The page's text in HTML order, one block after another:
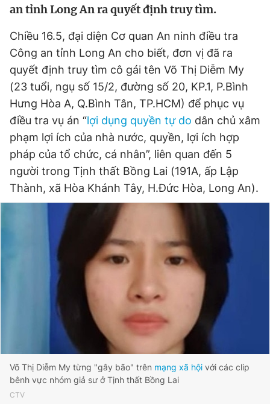
Sản phẩm khác
Tiện ích Bạn cần biết
Thông tin tòa soạn Liên hệ quảng cáo
Đọc Thanh Niên trên điện thoại
Theo dõi báo trên
Liên hệ quảng cáo
0908 780 404
Quảng cáo RSS Tòa soạn Chính sách bảo
Tổng biên tập: Nguyễn Ngọc Toàn
Phó tổng biên tập thường trực: Hải Thành
Phó tổng biên tập: Lâm Hiếu Dũng
Phó tổng biên tập: Trần Việt Hưng
Tổng thư ký tòa soạn: Đức Trung
an tỉnh Long An ra quyết định truy tìm.
Chiều 16.5, đại diện Cơ quan An ninh điều tra
Công an tỉnh Long An cho biết, đơn vị đã ra
quyết định truy tìm cô gái tên Võ Thị Diễm My
(23 tuổi, ngụ số 15/2, đường số 20, KP.1, P.Bình
Hưng Hòa A, Q.Bình Tân, TP.HCM) để phục vụ
điều tra vụ án “lợi dụng quyền tự do dân chủ xâm
phạm lợi ích của nhà nước, quyền, lợi ích hợp
pháp của tổ chức, cá nhân”, liên quan đến 5
người trong Tịnh thất Bồng Lai (191A, ấp Lập
Thành, xã Hòa Khánh Tây, H.Đức Hòa, Long An).
Võ Thị Diễm My từng "gây bão" trên mạng xã hội với các clip
bênh vực nhóm giả sư ở Tịnh thất Bồng Lai
CTV